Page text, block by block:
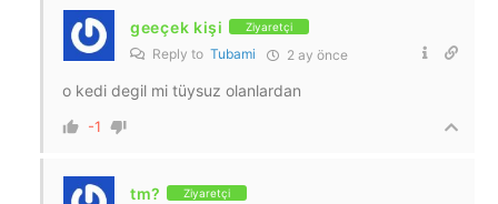
geeçek kişi Ziyaretçi
Reply to Tubami 2 ay önce
o kedi degil mi tüysuz olanlardan
-1
tm? Ziyaretçi